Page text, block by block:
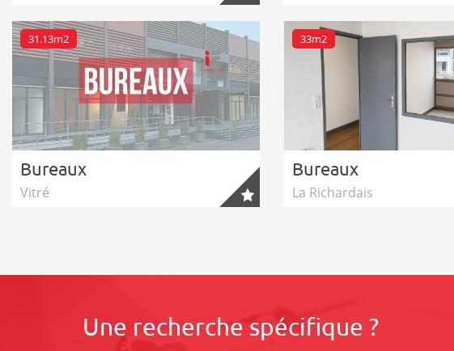
31.13m2
Bureaux
Vitré
33m2
Bureaux
La Richardais
Une recherche spécifique ?